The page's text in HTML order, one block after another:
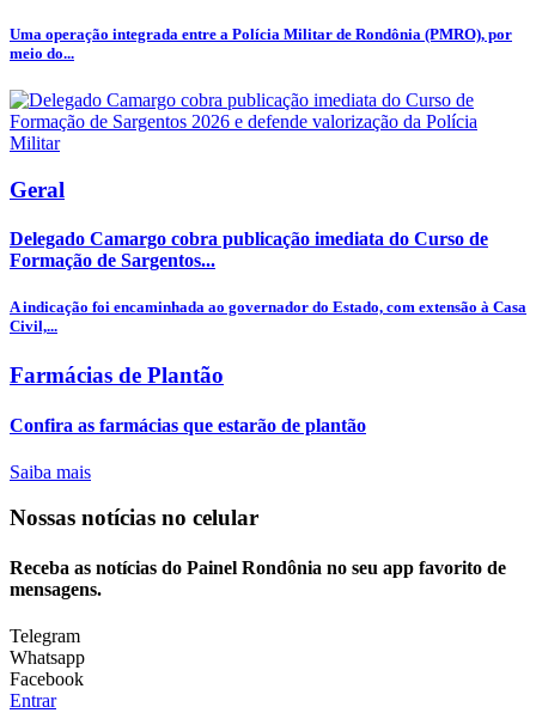
Uma operação integrada entre a Polícia Militar de Rondônia (PMRO), por
meio do...
Geral
Delegado Camargo cobra publicação imediata do Curso de
Formação de Sargentos...
A indicação foi encaminhada ao governador do Estado, com extensão à Casa
Civil,...
Farmácias de Plantão
Confira as farmácias que estarão de plantão
Saiba mais
Nossas notícias no celular
Receba as notícias do Painel Rondônia no seu app favorito de
mensagens.
Telegram
Whatsapp
Facebook
Entrar